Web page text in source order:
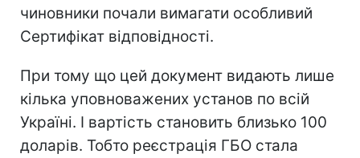
чиновники почали вимагати особливий
Сертифікат відповідності.
При тому що цей документ видають лише
кілька уповноважених установ по всій
Україні. І вартість становить близько 100
доларів. Тобто реєстрація ГБО стала